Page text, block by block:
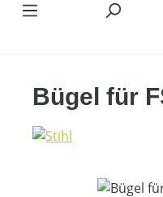
Bügel für
Bildergalerie